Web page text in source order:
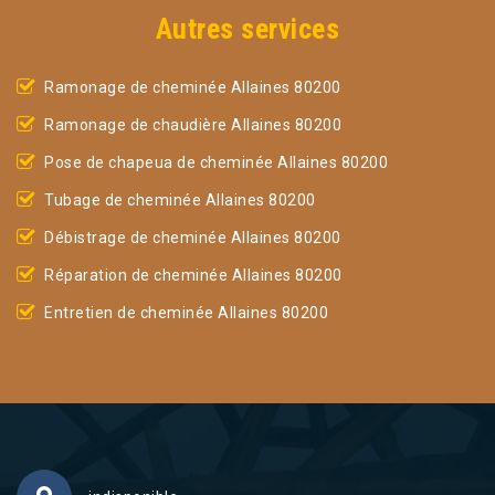
Autres services
Ramonage de cheminée Allaines 80200
Ramonage de chaudière Allaines 80200
Pose de chapeua de cheminée Allaines 80200
Tubage de cheminée Allaines 80200
Débistrage de cheminée Allaines 80200
Réparation de cheminée Allaines 80200
Entretien de cheminée Allaines 80200